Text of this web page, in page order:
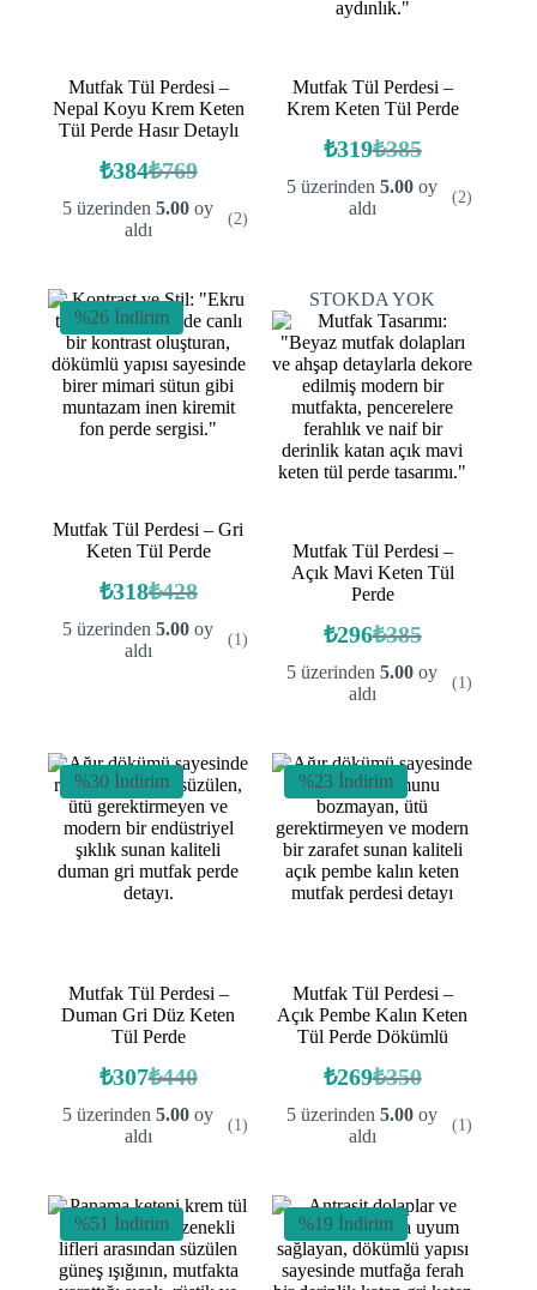
Mutfak Tül Perdesi –
Nepal Koyu Krem Keten
Tül Perde Hasır Detaylı
₺769
Orijinal
fiyat:
₺769.
₺384Şu
andaki
fiyat:
5 üzerinden5.00 oy
aldı
(2)
Mutfak Tül Perdesi –
Krem Keten Tül Perde
₺385
Orijinal
fiyat:
₺385.
₺319Şu
andaki
fiyat:
5 üzerinden5.00 oy
aldı
(2)
%26 İndirim
Mutfak Tül Perdesi – Gri
Keten Tül Perde
₺428
Orijinal
fiyat:
₺428.
₺318Şu
andaki
fiyat:
5 üzerinden5.00 oy
aldı
(1)
STOKDA YOK
Mutfak Tül Perdesi –
Açık Mavi Keten Tül
Perde
₺385
Orijinal
fiyat:
₺385.
₺296Şu
andaki
fiyat:
5 üzerinden5.00 oy
aldı
(1)
%30 İndirim
Mutfak Tül Perdesi –
Duman Gri Düz Keten
Tül Perde
₺440
Orijinal
fiyat:
₺440.
₺307Şu
andaki
fiyat:
5 üzerinden5.00 oy
aldı
(1)
%23 İndirim
Mutfak Tül Perdesi –
Açık Pembe Kalın Keten
Tül Perde Dökümlü
₺350
Orijinal
fiyat:
₺350.
₺269Şu
andaki
fiyat:
5 üzerinden5.00 oy
aldı
(1)
%51 İndirim %19 İndirim